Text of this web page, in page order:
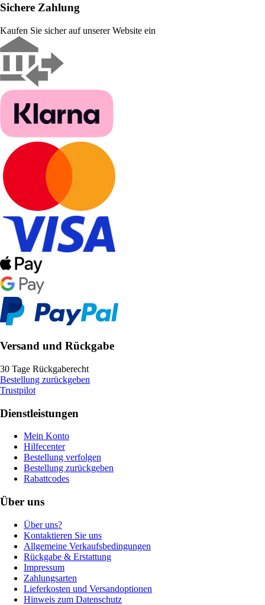
Sichere Zahlung
Kaufen Sie sicher auf unserer Website ein
Versand und Rückgabe
30 Tage Rückgaberecht
Bestellung zurückgeben
Trustpilot
Dienstleistungen
Mein Konto
Hilfecenter
Bestellung verfolgen
Bestellung zurückgeben
Rabattcodes
Über uns
Über uns?
Kontaktieren Sie uns
Allgemeine Verkaufsbedingungen
Rückgabe & Erstattung
Impressum
Zahlungsarten
Lieferkosten und Versandoptionen
Hinweis zum Datenschutz